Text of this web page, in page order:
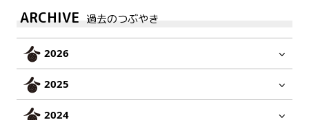
ARCHIVE 過去のつぶやき
2026
2025
2024